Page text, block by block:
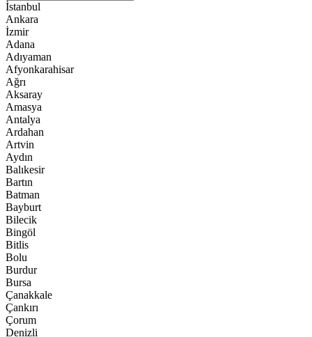
İstanbul
Ankara
İzmir
Adana
Adıyaman
Afyonkarahisar
Ağrı
Aksaray
Amasya
Antalya
Ardahan
Artvin
Aydın
Balıkesir
Bartın
Batman
Bayburt
Bilecik
Bingöl
Bitlis
Bolu
Burdur
Bursa
Çanakkale
Çankırı
Çorum
Denizli